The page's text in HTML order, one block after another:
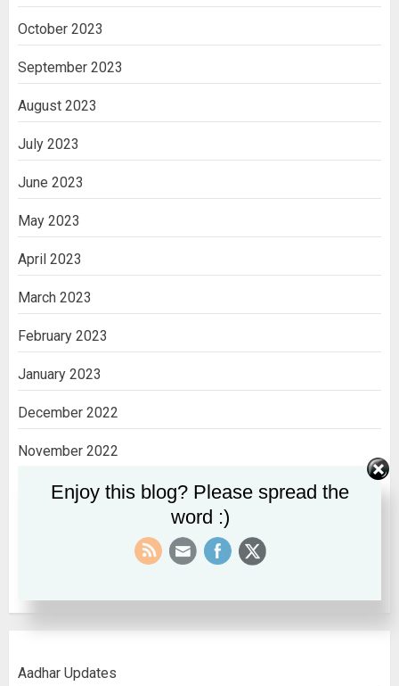
October 2023
September 2023
August 2023
July 2023
June 2023
May 2023
April 2023
March 2023
February 2023
January 2023
December 2022
November 2022
October 2022
Aadhar Updates
Enjoy this blog? Please spread the
word :)